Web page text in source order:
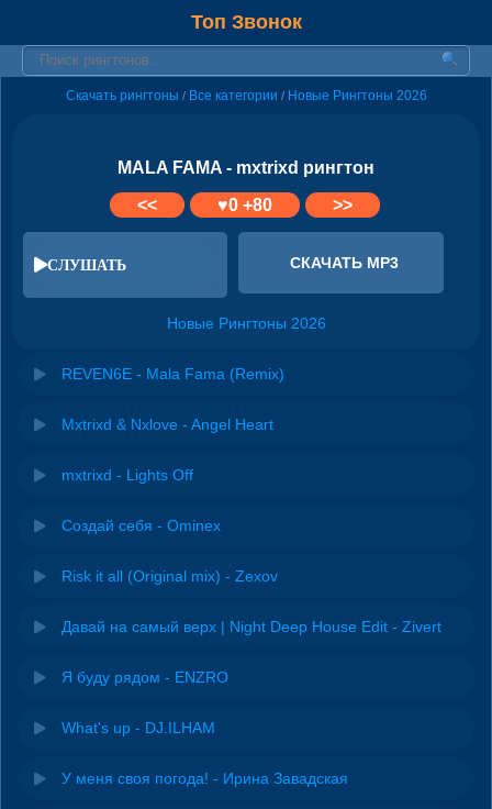
Топ Звонок
Скачать рингтоны / Все категории / Новые Рингтоны 2026
MALA FAMA - mxtrixd рингтон
<<
♥0 +80 >>
СЛУШАТЬ СКАЧАТЬ MP3
Новые Рингтоны 2026
REVEN6E - Mala Fama (Remix)
Mxtrixd & Nxlove - Angel Heart
mxtrixd - Lights Off
Создай себя - Ominex
Risk it all (Original mix) - Zexov
Давай на самый верх | Night Deep House Edit - Zivert
Я буду рядом - ENZRO
What's up - DJ.ILHAM
У меня своя погода! - Ирина Завадская